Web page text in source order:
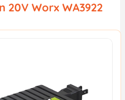
20V Worx WA3922